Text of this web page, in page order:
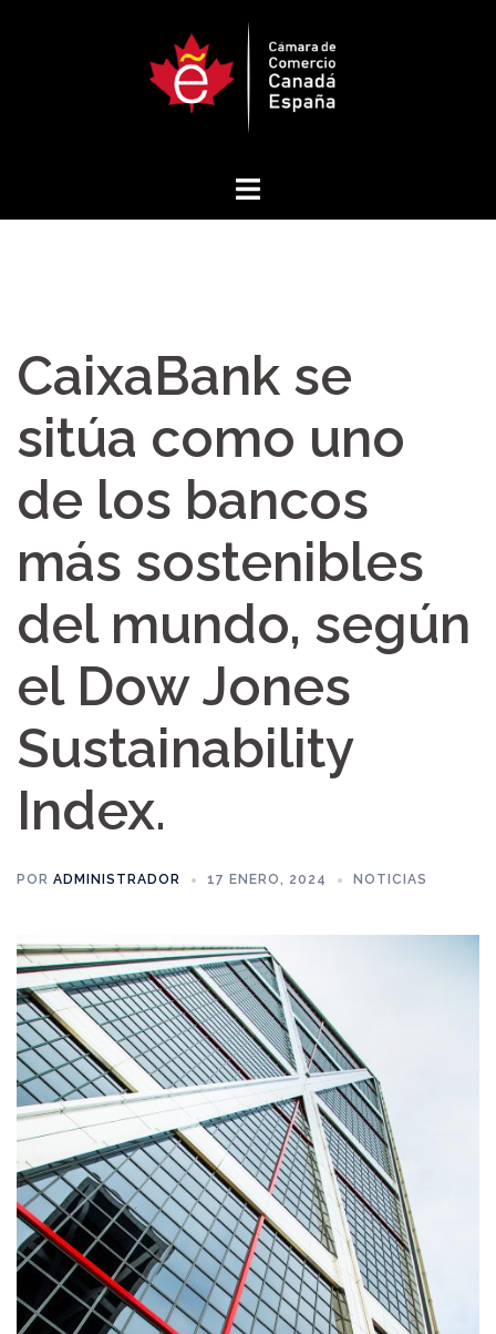
CaixaBank se
sitúa como uno
de los bancos
más sostenibles
del mundo, según
el Dow Jones
Sustainability
Index.
POR ADMINISTRADOR 17 ENERO, 2024 NOTICIAS